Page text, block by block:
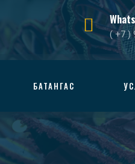
( +7 )
БАТАНГАС